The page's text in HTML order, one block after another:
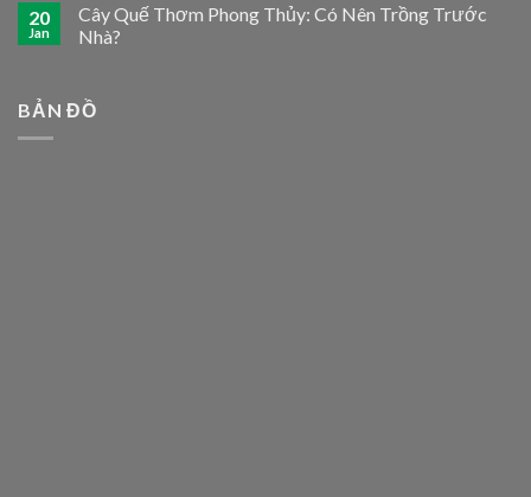
20
Jan
Cây Quế Thơm Phong Thủy: Có Nên Trồng Trước
Nhà?
BẢN ĐỒ